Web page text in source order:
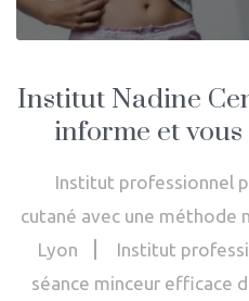
Institut Nadine
informe et
Institut professionnel
cutané avec une méthode
Lyon
Institut
séance minceur efficace